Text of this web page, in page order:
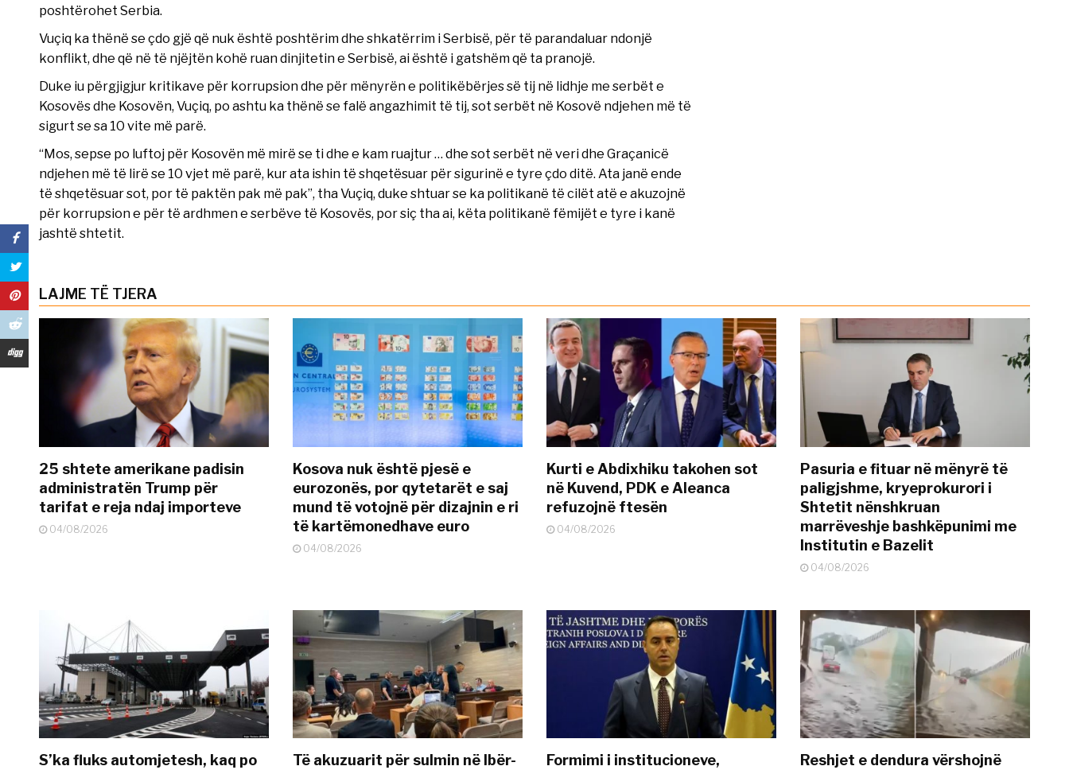
poshtërohet Serbia.
Vuçiq ka thënë se çdo gjë që nuk është poshtërim dhe shkatërrim i Serbisë, për të parandaluar ndonjë
konflikt, dhe që në të njëjtën kohë ruan dinjitetin e Serbisë, ai është i gatshëm që ta pranojë.
Duke iu përgjigjur kritikave për korrupsion dhe për mënyrën e politikëbërjes së tij në lidhje me serbët e
Kosovës dhe Kosovën, Vuçiq, po ashtu ka thënë se falë angazhimit të tij, sot serbët në Kosovë ndjehen më të
sigurt se sa 10 vite më parë.
“Mos, sepse po luftoj për Kosovën më mirë se ti dhe e kam ruajtur … dhe sot serbët në veri dhe Graçanicë
ndjehen më të lirë se 10 vjet më parë, kur ata ishin të shqetësuar për sigurinë e tyre çdo ditë. Ata janë ende
të shqetësuar sot, por të paktën pak më pak”, tha Vuçiq, duke shtuar se ka politikanë të cilët atë e akuzojnë
për korrupsion e për të ardhmen e serbëve të Kosovës, por siç tha ai, këta politikanë fëmijët e tyre i kanë
jashtë shtetit.
LAJME TË TJERA
25 shtete amerikane padisin
administratën Trump për
tarifat e reja ndaj importeve
04/08/2026
Kosova nuk është pjesë e
eurozonës, por qytetarët e saj
mund të votojnë për dizajnin e ri
të kartëmonedhave euro
04/08/2026
Kurti e Abdixhiku takohen sot
në Kuvend, PDK e Aleanca
refuzojnë ftesën
04/08/2026
Pasuria e fituar në mënyrë të
paligjshme, kryeprokurori i
Shtetit nënshkruan
marrëveshje bashkëpunimi me
Institutin e Bazelit
04/08/2026
S’ka fluks automjetesh, kaq po
Të akuzuarit për sulmin në Ibër-
Formimi i institucioneve,
Reshjet e dendura vërshojnë